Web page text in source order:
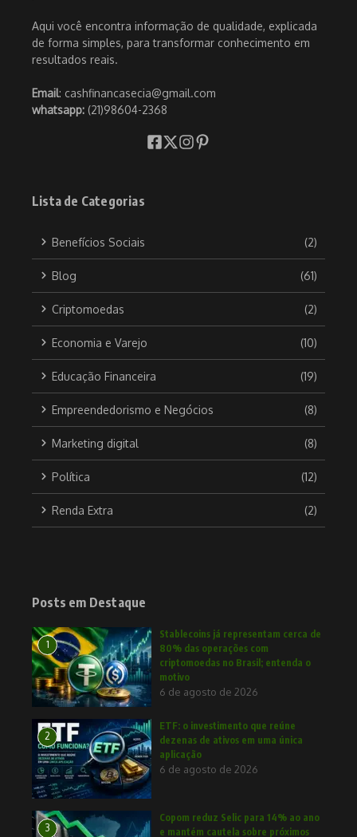
Aqui você encontra informação de qualidade, explicada
de forma simples, para transformar conhecimento em
resultados reais.
Email: cashfinancasecia@gmail.com
whatsapp: (21)98604-2368
Lista de Categorias
Benefícios Sociais (2)
Blog (61)
Criptomoedas (2)
Economia e Varejo (10)
Educação Financeira (19)
Empreendedorismo e Negócios (8)
Marketing digital (8)
Política (12)
Renda Extra (2)
Posts em Destaque
1
Stablecoins já representam cerca de
80% das operações com
criptomoedas no Brasil; entenda o
motivo
6 de agosto de 2026
2
ETF: o investimento que reúne
dezenas de ativos em uma única
aplicação
6 de agosto de 2026
3
Copom reduz Selic para 14% ao ano
e mantém cautela sobre próximos